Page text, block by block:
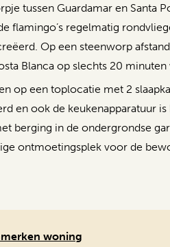
tussen Guardamar en Santa
flamingo’s regelmatig
Op een steenworp
Blanca op slechts 20 minuten
op een toplocatie met 2
en ook de keukenapparatuur
berging in de ondergrondse
ontmoetingsplek voor de
woning